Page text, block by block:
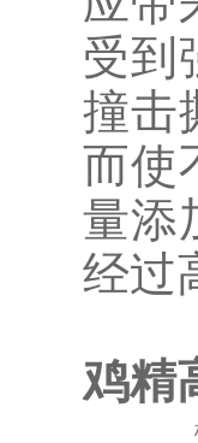
受到
撞击
而使
量添
经过
鸡精